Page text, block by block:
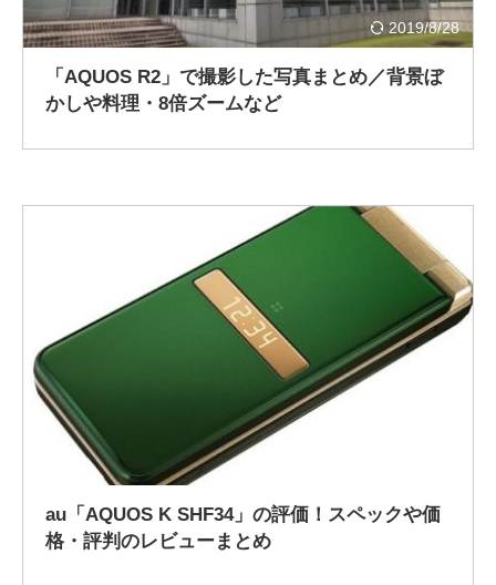
2019/8/28
「AQUOS R2」で撮影した写真まとめ／背景ぼ
かしや料理・8倍ズームなど
au「AQUOS K SHF34」の評価！スペックや価
格・評判のレビューまとめ